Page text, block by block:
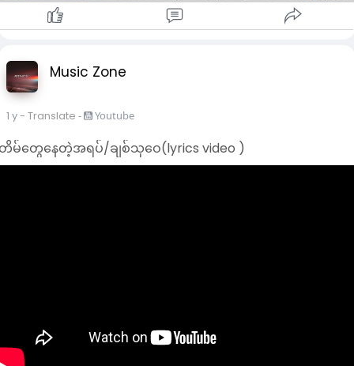
လျင်လှုပ်ခတ်မှုအတွင်း ရုရှားနိုင်ငံ အရှေ့ဘက်စွန်းတွင် လူအများ
ပြား ဒဏ်ရာရခဲ့ကြောင်း ရုရှားအစိုးရသတင်းအေဂျင်စီက သတင်း
င်းများ ၀င်ရောက်မှုကြောင့် ဒေသခံများ ဘေးလွတ်ရာ ရွှေ့ပြောင်း
ရကြောင်း ရုရှားအစိုးရက ပြောသည်။
ျပန်မိုးလေဝသအေဂျင်စီက ၎င်း၏အရှေ့ဘက်ကမ်းရိုးတန်းအများ
သမ ၈ ပေ) အထိ လှိုင်းကြီးနိုင်ကြောင်း သတိပေးချက်ထုတ်ပြန်ခဲ့
ည်။
ရေလှိုင်းများ ဝင်ရောက်လာခဲ့စဉ်။
Music Zone
1 y- Translate- Youtube
မ်တွေနေတဲ့အရပ်/ချစ်သုဝေ(lyrics video )